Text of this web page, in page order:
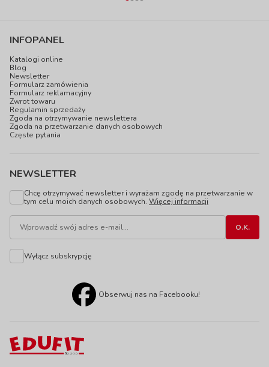
INFOPANEL
Katalogi online
Blog
Newsletter
Formularz zamówienia
Formularz reklamacyjny
Zwrot towaru
Regulamin sprzedaży
Zgoda na otrzymywanie newslettera
Zgoda na przetwarzanie danych osobowych
Częste pytania
NEWSLETTER
Chcę otrzymywać newsletter i wyrażam zgodę na przetwarzanie w
tym celu moich danych osobowych. Więcej informacji
Wyłącz subskrypcję
Obserwuj nas na Facebooku!